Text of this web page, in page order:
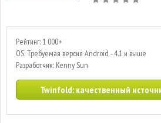
Рейтинг: 1 000+
OS: Требуемая версия Android - 4.1 и выше
Разработчик: Kenny Sun
Twinfold: качественный